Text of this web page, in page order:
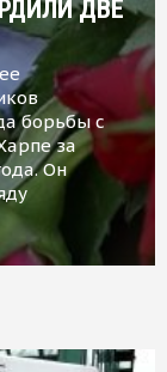
ДВЕ
борьбы с
за
Он